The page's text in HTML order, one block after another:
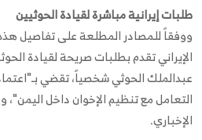
طلبات إيرانية مباشرة لقيادة الحوثيين
ووفقاً للمصادر المطلعة على تفاصيل
الإيراني تقدم بطلبات صريحة لقيادة
عبدالملك الحوثي شخصياً، تقضي
التعامل مع تنظيم الإخوان داخل اليمن"،
الإخباري.